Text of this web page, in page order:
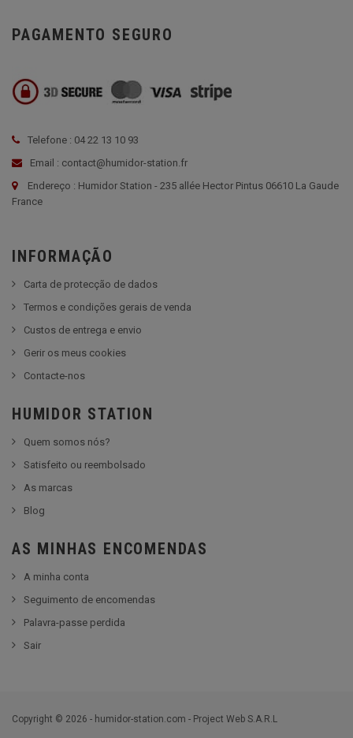
PAGAMENTO SEGURO
Telefone : 04 22 13 10 93
Email : contact@humidor-station.fr
Endereço : Humidor Station - 235 allée Hector Pintus 06610 La Gaude
France
INFORMAÇÃO
Carta de protecção de dados
Termos e condições gerais de venda
Custos de entrega e envio
Gerir os meus cookies
Contacte-nos
HUMIDOR STATION
Quem somos nós?
Satisfeito ou reembolsado
As marcas
Blog
AS MINHAS ENCOMENDAS
A minha conta
Seguimento de encomendas
Palavra-passe perdida
Sair
Copyright © 2026 - humidor-station.com - Project Web S.A.R.L